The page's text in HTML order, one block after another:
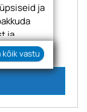
ja
ja
ja
kõik vastu